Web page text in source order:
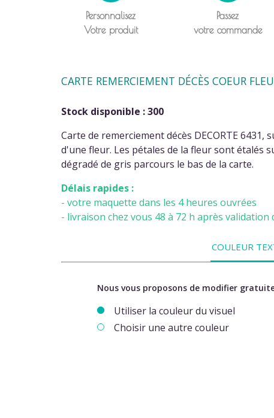
Personnalisez
Votre produit
Passez
votre commande
CARTE REMERCIEMENT DÉCÈS COEUR
Stock disponible : 300
Carte de remerciement décès DECORTE
d'une fleur. Les pétales de la fleur sont étalés
dégradé de gris parcours le bas de la carte.
Délais rapides :
- votre maquette dans les 4 heures ouvrées
- livraison chez vous 48 à 72 h après validation
COULEUR
Nous vous proposons de modifier
Utiliser la couleur du visuel
Choisir une autre couleur